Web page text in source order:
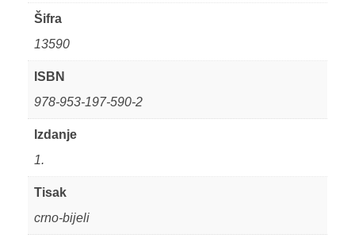
Šifra
13590
ISBN
978-953-197-590-2
Izdanje
1.
Tisak
crno-bijeli